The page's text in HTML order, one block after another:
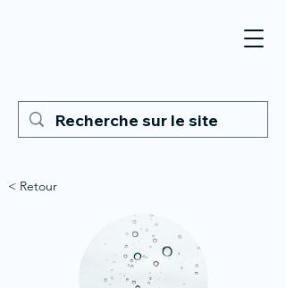
< Retour